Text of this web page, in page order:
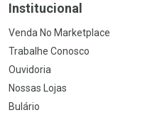
Institucional
Venda No Marketplace
Trabalhe Conosco
Ouvidoria
Nossas Lojas
Bulário